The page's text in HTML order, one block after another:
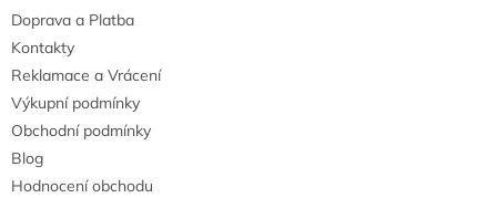
Doprava a Platba
Kontakty
Reklamace a Vrácení
Výkupní podmínky
Obchodní podmínky
Blog
Hodnocení obchodu